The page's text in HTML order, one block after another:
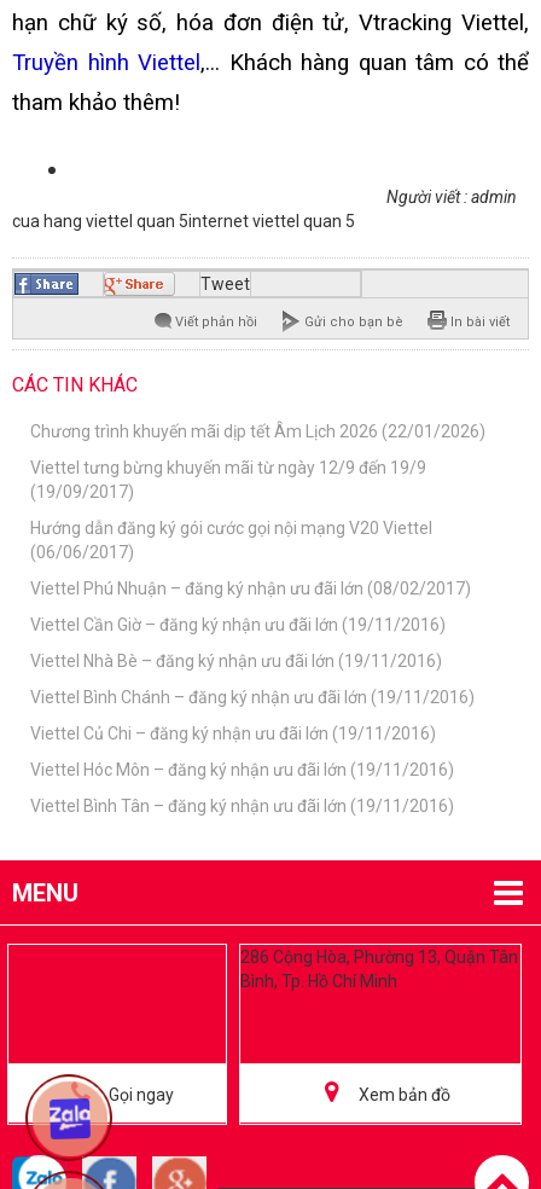
hạn chữ ký số, hóa đơn điện tử, Vtracking Viettel,
Truyền hình Viettel ,... Khách hàng quan tâm có thể
tham khảo thêm!
Người viết : admin
cua hang viettel quan 5internet viettel quan 5
Tweet
Viết phản hồi Gửi cho bạn bè In bài viết
CÁC TIN KHÁC
Chương trình khuyến mãi dịp tết Âm Lịch 2026 (22/01/2026)
Viettel tưng bừng khuyến mãi từ ngày 12/9 đến 19/9
(19/09/2017)
Hướng dẫn đăng ký gói cước gọi nội mạng V20 Viettel
(06/06/2017)
Viettel Phú Nhuận – đăng ký nhận ưu đãi lớn (08/02/2017)
Viettel Cần Giờ – đăng ký nhận ưu đãi lớn (19/11/2016)
Viettel Nhà Bè – đăng ký nhận ưu đãi lớn (19/11/2016)
Viettel Bình Chánh – đăng ký nhận ưu đãi lớn (19/11/2016)
Viettel Củ Chi – đăng ký nhận ưu đãi lớn (19/11/2016)
Viettel Hóc Môn – đăng ký nhận ưu đãi lớn (19/11/2016)
Viettel Bình Tân – đăng ký nhận ưu đãi lớn (19/11/2016)
MENU
Gọi ngay
286 Cộng Hòa, Phường 13, Quận Tân
Bình, Tp. Hồ Chí Minh
Xem bản đồ